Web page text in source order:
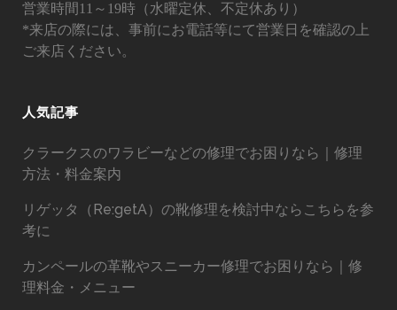
営業時間11～19時（水曜定休、不定休あり）
*来店の際には、事前にお電話等にて営業日を確認の上
ご来店ください。
人気記事
クラークスのワラビーなどの修理でお困りなら｜修理
方法・料金案内
リゲッタ（Re:getA）の靴修理を検討中ならこちらを参
考に
カンペールの革靴やスニーカー修理でお困りなら｜修
理料金・メニュー